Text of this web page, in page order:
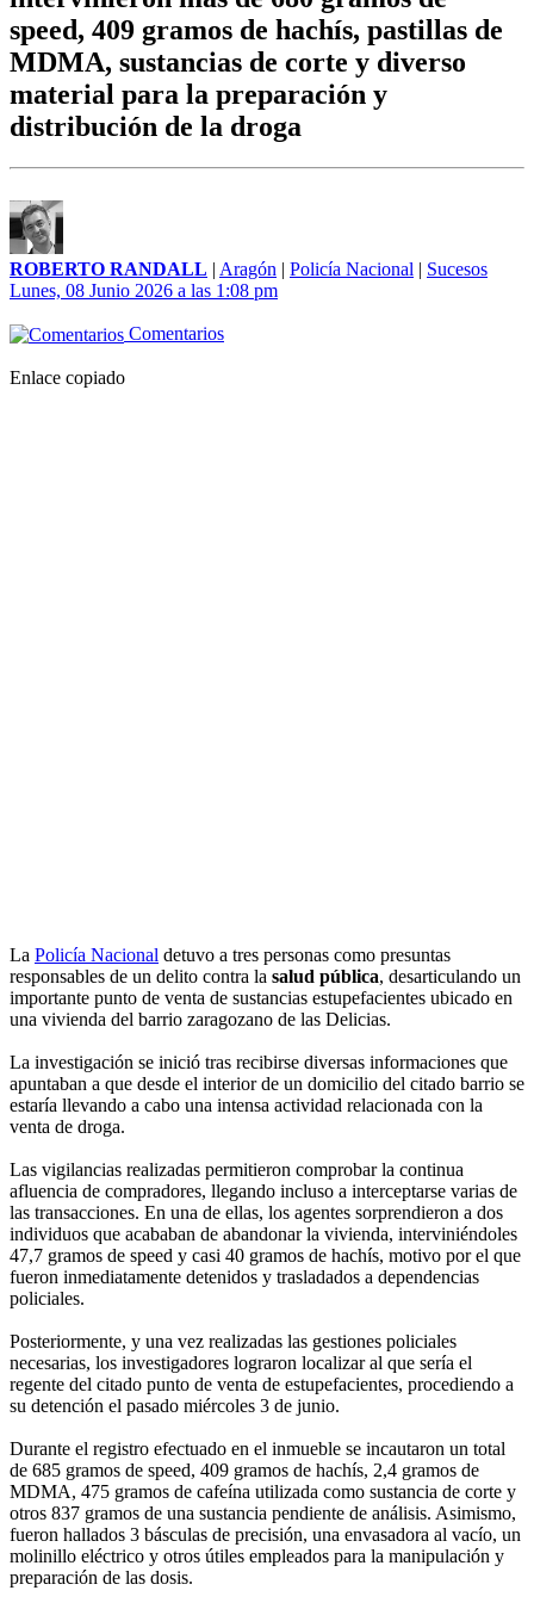
speed, 409 gramos de hachís, pastillas de
MDMA, sustancias de corte y diverso
material para la preparación y
distribución de la droga
ROBERTO RANDALL | Aragón | Policía Nacional | Sucesos
Lunes, 08 Junio 2026 a las 1:08 pm
Comentarios
Enlace copiado
La Policía Nacional detuvo a tres personas como presuntas
responsables de un delito contra la salud pública, desarticulando un
importante punto de venta de sustancias estupefacientes ubicado en
una vivienda del barrio zaragozano de las Delicias.
La investigación se inició tras recibirse diversas informaciones que
apuntaban a que desde el interior de un domicilio del citado barrio se
estaría llevando a cabo una intensa actividad relacionada con la
venta de droga.
Las vigilancias realizadas permitieron comprobar la continua
afluencia de compradores, llegando incluso a interceptarse varias de
las transacciones. En una de ellas, los agentes sorprendieron a dos
individuos que acababan de abandonar la vivienda, interviniéndoles
47,7 gramos de speed y casi 40 gramos de hachís, motivo por el que
fueron inmediatamente detenidos y trasladados a dependencias
policiales.
Posteriormente, y una vez realizadas las gestiones policiales
necesarias, los investigadores lograron localizar al que sería el
regente del citado punto de venta de estupefacientes, procediendo a
su detención el pasado miércoles 3 de junio.
Durante el registro efectuado en el inmueble se incautaron un total
de 685 gramos de speed, 409 gramos de hachís, 2,4 gramos de
MDMA, 475 gramos de cafeína utilizada como sustancia de corte y
otros 837 gramos de una sustancia pendiente de análisis. Asimismo,
fueron hallados 3 básculas de precisión, una envasadora al vacío, un
molinillo eléctrico y otros útiles empleados para la manipulación y
preparación de las dosis.